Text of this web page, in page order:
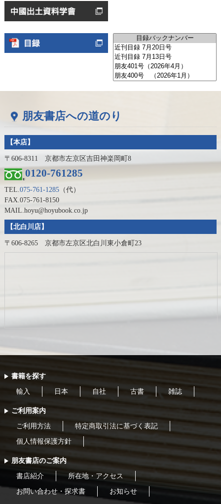
朋友書店への道のり
【本店】
〒606-8311 京都市左京区吉田神楽岡町8
0120-761285
TEL.075-761-1285（代）
FAX.075-761-8150
MAIL.hoyu@hoyubook.co.jp
【北白川店】
〒606-8265 京都市左京区北白川東小倉町23
書籍を探す
輸入 日本 自社 古書 雑誌
ご利用案内
ご利用方法 特定商取引法に基づく表記
個人情報保護方針
朋友書店のご案内
書店紹介 所在地・アクセス
お問い合わせ・探求書 お知らせ